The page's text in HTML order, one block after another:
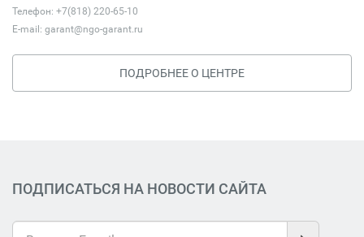
Телефон: +7(818) 220-65-10
E-mail: garant@ngo-garant.ru
ПОДРОБНЕЕ О ЦЕНТРЕ
ПОДПИСАТЬСЯ НА НОВОСТИ САЙТА